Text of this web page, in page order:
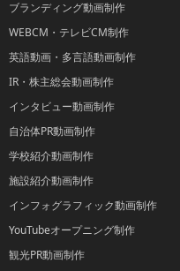
ブランディング動画制作
WEBCM・テレビCM制作
英語動画・多言語動画制作
IR・株主総会動画制作
インタビュー動画制作
自治体PR動画制作
学校紹介動画制作
施設紹介動画制作
インフォグラフィック動画制作
YouTubeオープニング制作
観光PR動画制作